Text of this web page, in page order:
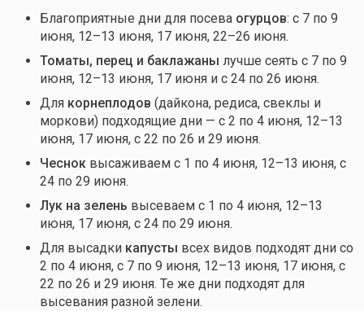
Благоприятные дни для посева огурцов: с 7 по 9
июня, 12–13 июня, 17 июня, 22–26 июня.
Томаты, перец и баклажаны лучше сеять с 7 по 9
июня, 12–13 июня, 17 июня и с 24 по 26 июня.
Для корнеплодов (дайкона, редиса, свеклы и
моркови) подходящие дни — с 2 по 4 июня, 12–13
июня, 17 июня, с 22 по 26 и 29 июня.
Чесноквысаживаем с 1 по 4 июня, 12–13 июня, с
24 по 29 июня.
Лук на зелень высеваем с 1 по 4 июня, 12–13
июня, 17 июня, с 24 по 29 июня.
Для высадки капусты всех видов подходят дни со
2 по 4 июня, с 7 по 9 июня, 12–13 июня, 17 июня, с
22 по 26 и 29 июня. Те же дни подходят для
высевания разной зелени.